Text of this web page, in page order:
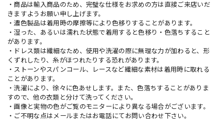
・商品は輸入商品のため、完璧な仕様をお求めの方は直接ご来店いだ
きますようお願い申し上げます。
・濃色製品は着用時の摩擦等により色移りすることがあります。
・湿った、あるいは濡れた状態で着用すると色移り・色落ちすること
があります。
・ドレス類は繊細なため、使用や洗濯の際に無理な力が加わると、形
くずれしたり、糸がほつれたりする恐れがあります。
・ストーンやスパンコール、レースなど繊細な素材は着用時に取れる
ことがあります。
・洗濯により、徐々に色あせします。また、色落ちすることがありま
すので、他の衣類と分けて洗ってください。
・画像と実物の色がご覧のモニターにより異なる場合がございます。
・ご不明な点はメールまたはお電話にてお問い合わせ下さい。